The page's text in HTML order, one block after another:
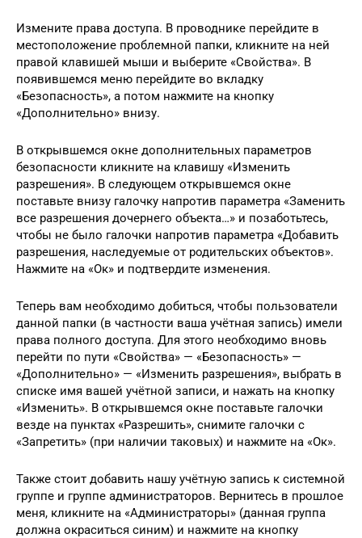
Измените права доступа. В проводнике перейдите в
местоположение проблемной папки, кликните на ней
правой клавишей мыши и выберите «Свойства». В
появившемся меню перейдите во вкладку
«Безопасность», а потом нажмите на кнопку
«Дополнительно» внизу.
В открывшемся окне дополнительных параметров
безопасности кликните на клавишу «Изменить
разрешения». В следующем открывшемся окне
поставьте внизу галочку напротив параметра «Заменить
все разрешения дочернего объекта…» и позаботьтесь,
чтобы не было галочки напротив параметра «Добавить
разрешения, наследуемые от родительских объектов».
Нажмите на «Ок» и подтвердите изменения.
Теперь вам необходимо добиться, чтобы пользователи
данной папки (в частности ваша учётная запись) имели
права полного доступа. Для этого необходимо вновь
перейти по пути «Свойства» — «Безопасность» —
«Дополнительно» — «Изменить разрешения», выбрать в
списке имя вашей учётной записи, и нажать на кнопку
«Изменить». В открывшемся окне поставьте галочки
везде на пунктах «Разрешить», снимите галочки с
«Запретить» (при наличии таковых) и нажмите на «Ок».
Также стоит добавить нашу учётную запись к системной
группе и группе администраторов. Вернитесь в прошлое
меня, кликните на «Администраторы» (данная группа
должна окраситься синим) и нажмите на кнопку